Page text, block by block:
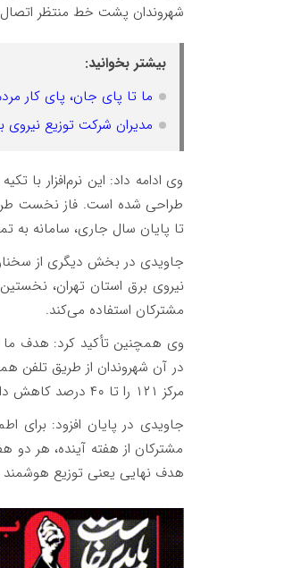
شهروندان پشت خط منتظر اتصال
بیشتر بخوانید:
ما تا پای جان، پای کار
مدیران شرکت توزیع نیروی
وی ادامه داد: این نرم‌افزار با
طراحی شده است. فاز نخست
تا پایان سال جاری، سامانه به تمامی ۲۲ منطقه استان
جاویدی در بخش دیگری از
نیروی برق استان تهران،
مشترکان استفاده می‌کند.
در آن شهروندان از طریق تلفن
مرکز ۱۲۱ را تا ۴۰ درصد کاهش داده و رضایت مشترکان را به‌طور چشمگیری افزایش خواهد داد.
جاویدی در پایان افزود: برای
مشترکان از هفته آینده، هر دو
هدف نهایی یعنی توزیع هوشمند